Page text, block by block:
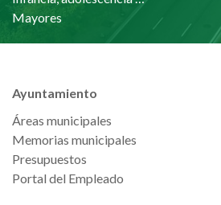
Mayores
Ayuntamiento
Áreas municipales
Memorias municipales
Presupuestos
Portal del Empleado